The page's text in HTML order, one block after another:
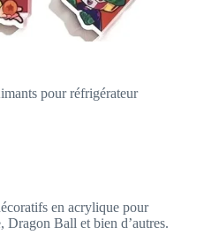
pour réfrigérateur
en acrylique pour
Dragon Ball et bien d’autres.